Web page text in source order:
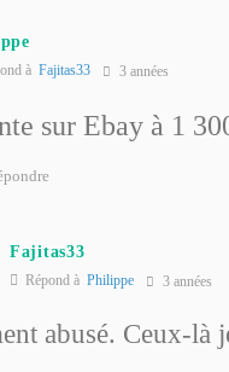
à Fajitas33 3 années
sur Ebay à 1
Fajitas33
Répond à Philippe 3 années
abusé. Ceux-là